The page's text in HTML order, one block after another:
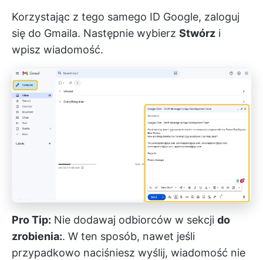
Korzystając z tego samego ID Google, zaloguj
się do Gmaila. Następnie wybierz Stwórz i
wpisz wiadomość.
Pro Tip: Nie dodawaj odbiorców w sekcji do
zrobienia:. W ten sposób, nawet jeśli
przypadkowo naciśniesz wyślij, wiadomość nie